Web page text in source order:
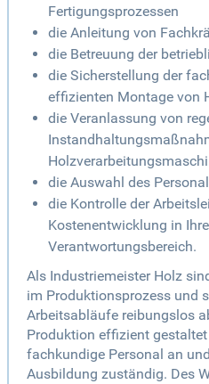
Fertigungsprozessen
die Anleitung von
die Betreuung der
die Sicherstellung der
effizienten Montage von
die Veranlassung von
die Auswahl des
die Kontrolle der
Kostenentwicklung in
Verantwortungsbereich.
Als Industriemeister Holz
im Produktionsprozess und
Arbeitsabläufe reibungslos
Produktion effizient
fachkundige Personal an
Ausbildung zuständig. Des